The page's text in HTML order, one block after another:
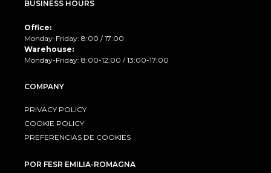
BUSINESS HOURS
Office:
Monday-Friday: 8:00 / 17:00
Warehouse:
Monday-Friday: 8:00-12:00 / 13:00-17:00
COMPANY
PRIVACY POLICY
COOKIE POLICY
PREFERENCIAS DE COOKIES
POR FESR EMILIA-ROMAGNA